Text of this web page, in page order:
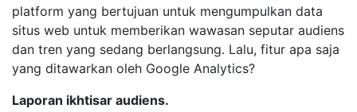
platform yang bertujuan untuk mengumpulkan data
situs web untuk memberikan wawasan seputar audiens
dan tren yang sedang berlangsung. Lalu, fitur apa saja
yang ditawarkan oleh Google Analytics?
Laporan ikhtisar audiens.